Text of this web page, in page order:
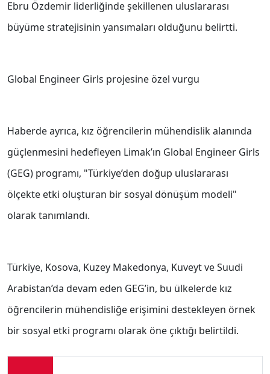
Ebru Özdemir liderliğinde şekillenen uluslararası
büyüme stratejisinin yansımaları olduğunu belirtti.
Global Engineer Girls projesine özel vurgu
Haberde ayrıca, kız öğrencilerin mühendislik alanında
güçlenmesini hedefleyen Limak’ın Global Engineer Girls
(GEG) programı, "Türkiye’den doğup uluslararası
ölçekte etki oluşturan bir sosyal dönüşüm modeli"
olarak tanımlandı.
Türkiye, Kosova, Kuzey Makedonya, Kuveyt ve Suudi
Arabistan’da devam eden GEG’in, bu ülkelerde kız
öğrencilerin mühendisliğe erişimini destekleyen örnek
bir sosyal etki programı olarak öne çıktığı belirtildi.